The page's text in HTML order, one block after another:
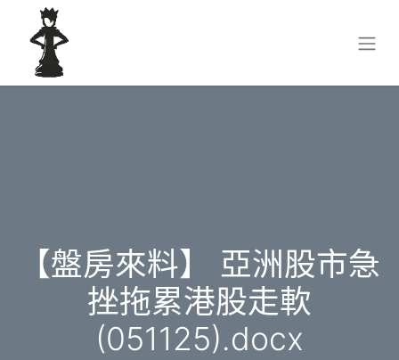
【盤房來料】 亞洲股市急
挫拖累港股走軟
(051125).docx